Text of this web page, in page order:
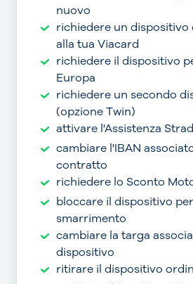
nuovo
richiedere un dispositivo
alla tua Viacard
richiedere il dispositivo
Europa
richiedere un secondo
(opzione Twin)
attivare l'Assistenza
cambiare l'IBAN
contratto
richiedere lo Sconto
bloccare il dispositivo
smarrimento
cambiare la targa
dispositivo
ritirare il dispositivo